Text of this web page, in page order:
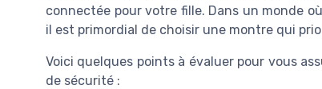
connectée pour votre fille. Dans un monde
il est primordial de choisir une montre qui
Voici quelques points à évaluer pour vous
de sécurité :